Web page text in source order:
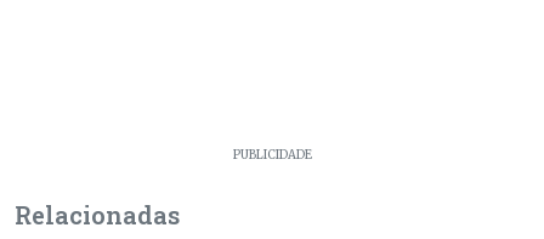
PUBLICIDADE
Relacionadas